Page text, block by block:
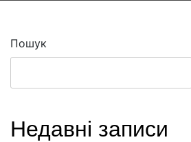
Пошук
Недавні записи